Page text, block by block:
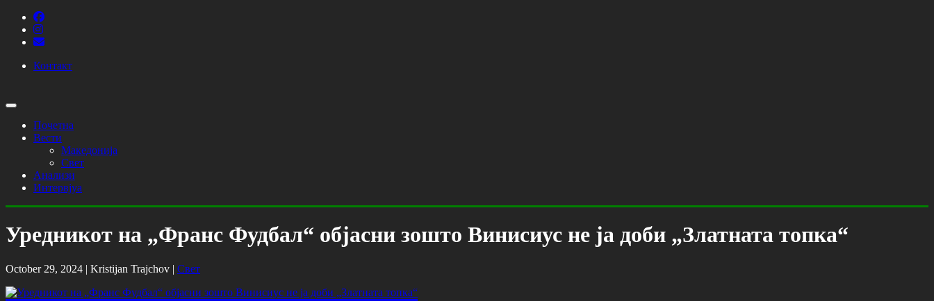
Контакт
Почетна
Вести
Македонија
Свет
Анализи
Интервјуа
Уредникот на „Франс Фудбал“ објасни зошто Винисиус не ја доби „Златната топка“
October 29, 2024 | Kristijan Trajchov | Свет